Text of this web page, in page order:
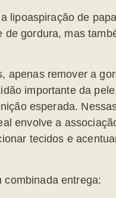
lipoaspiração de
de gordura, mas
apenas remover a
importante da
esperada.
envolve a
tecidos e
combinada entrega: